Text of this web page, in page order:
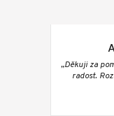
„Děkuji za
radost.